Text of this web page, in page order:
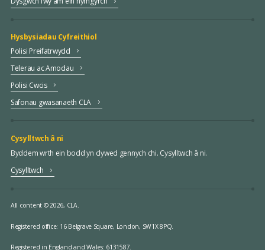
Hysbysiadau Cyfreithiol
Polisi Preifatrwydd
Telerau ac Amodau
Polisi Cwcis
Safonau gwasanaeth CLA
Cysylltwch â ni
Byddem wrth ein bodd yn clywed gennych chi. Cysylltwch â ni.
Cysylltwch
All content © 2026, CLA.
Registered office: 16 Belgrave Square, London, SW1X 8PQ.
Registered in England and Wales: 6131587.